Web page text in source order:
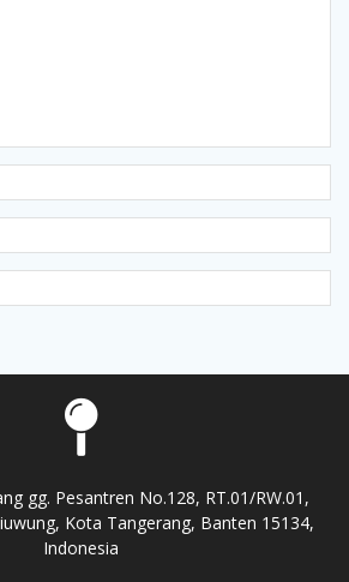
gg. Pesantren No.128, RT.01/RW.01,
Kota Tangerang, Banten 15134,
Indonesia